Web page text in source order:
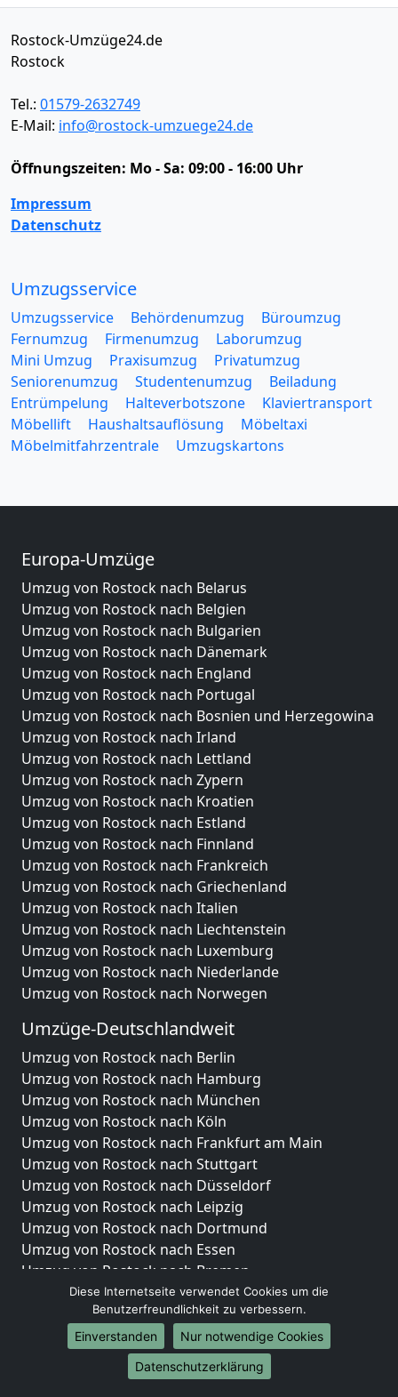
Rostock-Umzüge24.de
Rostock
Tel.: 01579-2632749
E-Mail: info@rostock-umzuege24.de
Öffnungszeiten: Mo - Sa: 09:00 - 16:00 Uhr
Impressum
Datenschutz
Umzugsservice
Umzugsservice Behördenumzug
Büroumzug
Fernumzug
Firmenumzug
Laborumzug
Mini Umzug
Praxisumzug
Privatumzug
Seniorenumzug
Studentenumzug
Beiladung
Entrümpelung
Halteverbotszone
Klaviertransport
Möbellift
Haushaltsauflösung
Möbeltaxi
Möbelmitfahrzentrale
Umzugskartons
Europa-Umzüge
Umzug von Rostock nach Belarus
Umzug von Rostock nach Belgien
Umzug von Rostock nach Bulgarien
Umzug von Rostock nach Dänemark
Umzug von Rostock nach England
Umzug von Rostock nach Portugal
Umzug von Rostock nach Bosnien und Herzegowina
Umzug von Rostock nach Irland
Umzug von Rostock nach Lettland
Umzug von Rostock nach Zypern
Umzug von Rostock nach Kroatien
Umzug von Rostock nach Estland
Umzug von Rostock nach Finnland
Umzug von Rostock nach Frankreich
Umzug von Rostock nach Griechenland
Umzug von Rostock nach Italien
Umzug von Rostock nach Liechtenstein
Umzug von Rostock nach Luxemburg
Umzug von Rostock nach Niederlande
Umzug von Rostock nach Norwegen
Umzüge-Deutschlandweit
Umzug von Rostock nach Berlin
Umzug von Rostock nach Hamburg
Umzug von Rostock nach München
Umzug von Rostock nach Köln
Umzug von Rostock nach Frankfurt am Main
Umzug von Rostock nach Stuttgart
Umzug von Rostock nach Düsseldorf
Umzug von Rostock nach Leipzig
Umzug von Rostock nach Dortmund
Umzug von Rostock nach Essen
Umzug von Rostock nach Bremen
Umzug von Rostock nach Dresden
Umzug von Rostock nach Hannover
Umzug von Rostock nach Nürnberg
Umzug von Rostock nach Duisburg
Umzug von Rostock nach Bochum
Diese Internetseite verwendet Cookies um die
Benutzerfreundlichkeit zu verbessern.
Einverstanden
Nur notwendige Cookies
Datenschutzerklärung